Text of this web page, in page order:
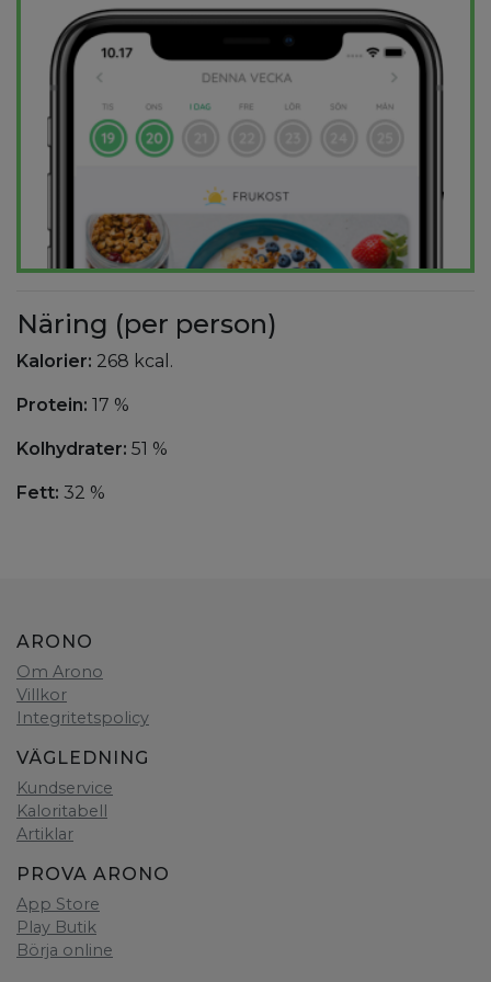
Näring (per person)
Kalorier: 268 kcal.
Protein: 17 %
Kolhydrater: 51 %
Fett: 32 %
ARONO
Om Arono
Villkor
Integritetspolicy
VÄGLEDNING
Kundservice
Kaloritabell
Artiklar
PROVA ARONO
App Store
Play Butik
Börja online